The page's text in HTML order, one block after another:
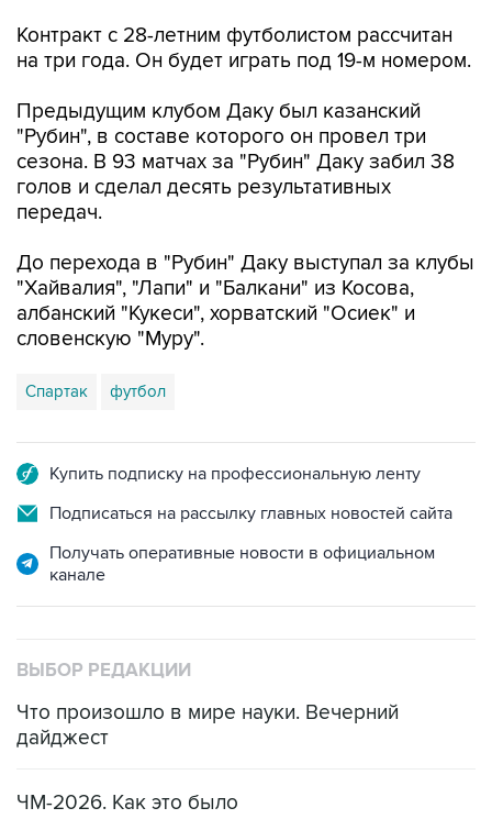
Контракт с 28-летним футболистом рассчитан
на три года. Он будет играть под 19-м номером.
Предыдущим клубом Даку был казанский
"Рубин", в составе которого он провел три
сезона. В 93 матчах за "Рубин" Даку забил 38
голов и сделал десять результативных
передач.
До перехода в "Рубин" Даку выступал за клубы
"Хайвалия", "Лапи" и "Балкани" из Косова,
албанский "Кукеси", хорватский "Осиек" и
словенскую "Муру".
Спартак футбол
Купить подписку на профессиональную ленту
Подписаться на рассылку главных новостей сайта
Получать оперативные новости в официальном
канале
ВЫБОР РЕДАКЦИИ
Что произошло в мире науки. Вечерний
дайджест
ЧМ-2026. Как это было